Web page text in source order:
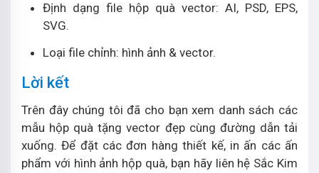
Định dạng file hộp quà vector: AI, PSD, EPS,
SVG.
Loại file chỉnh: hình ảnh & vector.
Lời kết
Trên đây chúng tôi đã cho bạn xem danh sách các
mẫu hộp quà tặng vector đẹp cùng đường dẫn tải
xuống. Để đặt các đơn hàng thiết kế, in ấn các ấn
phẩm với hình ảnh hộp quà, bạn hãy liên hệ Sắc Kim